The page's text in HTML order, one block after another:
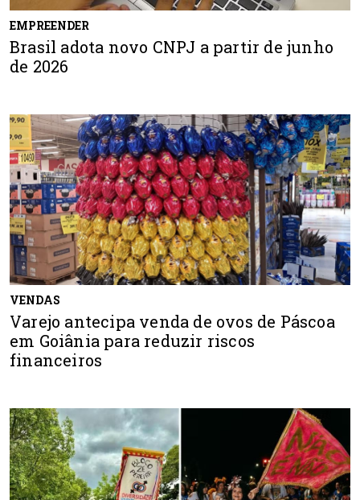
EMPREENDER
Brasil adota novo CNPJ a partir de junho
de 2026
VENDAS
Varejo antecipa venda de ovos de Páscoa
em Goiânia para reduzir riscos
financeiros